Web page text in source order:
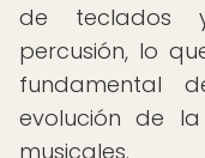
de teclados
percusión, lo
fundamental
evolución de
musicales.